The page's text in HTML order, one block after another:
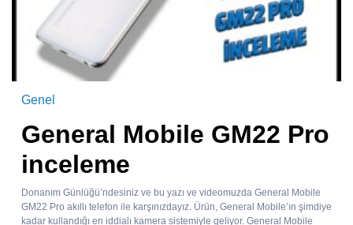
Genel
General Mobile GM22 Pro
inceleme
Donanım Günlüğü’ndesiniz ve bu yazı ve videomuzda General Mobile
GM22 Pro akıllı telefon ile karşınızdayız. Ürün, General Mobile’ın şimdiye
kadar kullandığı en iddialı kamera sistemiyle geliyor. General Mobile